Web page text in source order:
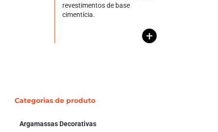
revestimentos de base
cimentícia.
+
Categorias de produto
Argamassas Decorativas